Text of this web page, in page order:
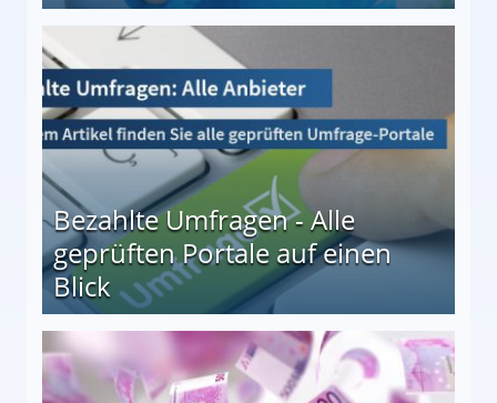
Bezahlte Umfragen - Alle
geprüften Portale auf einen
Blick
auf einen Blick